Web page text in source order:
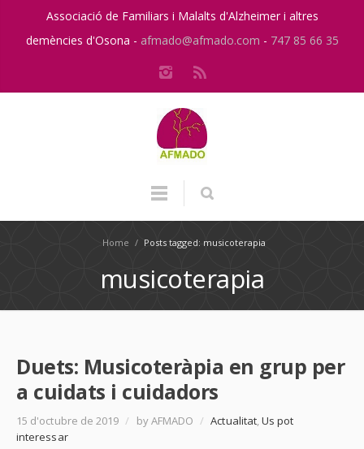
Associació de Familiars i Malalts d'Alzheimer i altres
demències d'Osona - afmado@afmado.com - 747 85 66 35
Home / Posts tagged: musicoterapia
musicoterapia
Duets: Musicoteràpia en grup per
a cuidats i cuidadors
15 d'octubre de 2019 / by AFMADO / Actualitat,Us pot
interessar